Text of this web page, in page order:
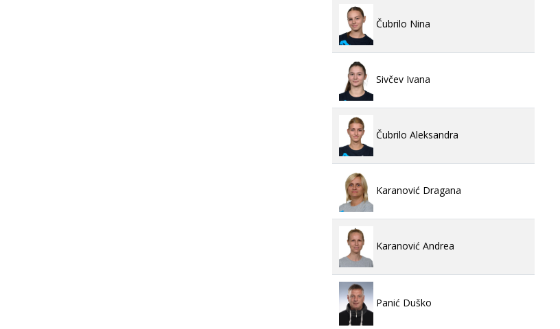
Čubrilo Nina
Sivčev Ivana
Čubrilo Aleksandra
Karanović Dragana
Karanović Andrea
Panić Duško